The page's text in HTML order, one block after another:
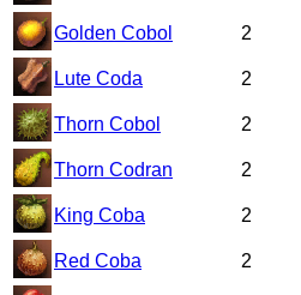
Golden Cobol 2
Lute Coda 2
Thorn Cobol 2
Thorn Codran 2
King Coba 2
Red Coba 2